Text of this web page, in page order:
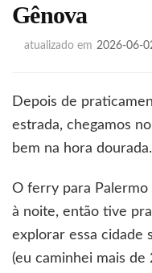
Gênova
atualizado em 2026-06-
Depois de
estrada, chegamos
bem na hora dourada.
O ferry para Palermo
à noite, então tive
explorar essa cidade
(eu caminhei mais de